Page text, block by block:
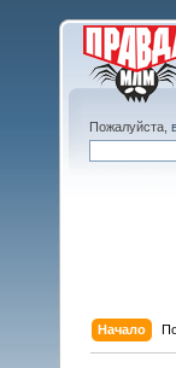
Пожалуйста,
Начало